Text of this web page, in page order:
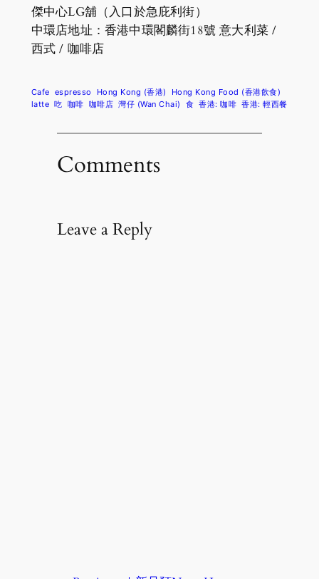
傑中心LG舖（入口於急庇利街）
中環店地址：香港中環閣麟街18號 意大利菜 /
西式 / 咖啡店
Cafe espresso Hong Kong (香港)
Hong Kong Food (香港飲食)
latte 吃 咖啡 咖啡店 灣仔 (Wan Chai) 食 香港: 咖啡 香港: 輕西餐
Comments
Leave a Reply